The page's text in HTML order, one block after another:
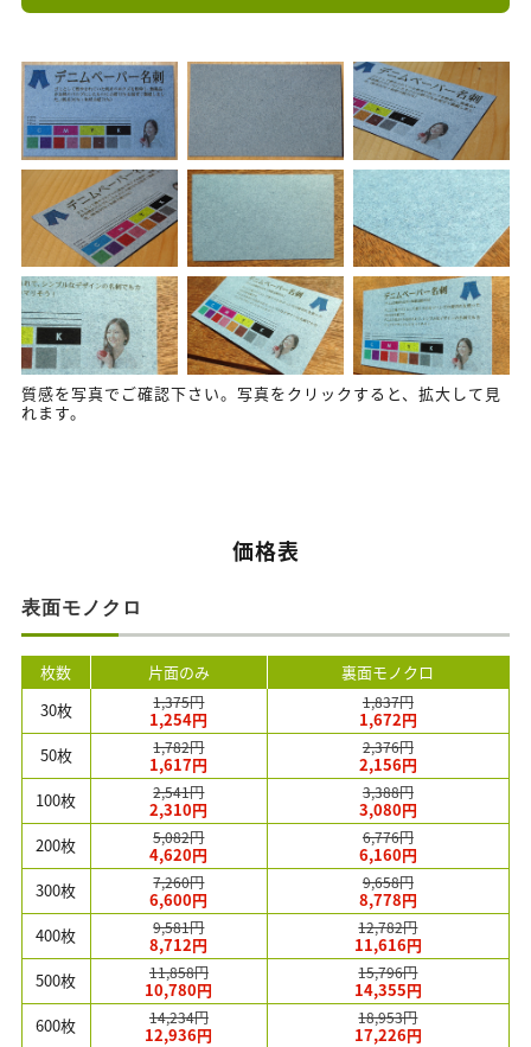
質感を写真でご確認下さい。写真をクリックすると、拡大して見
れます。
価格表
表面モノクロ
枚数 片面のみ
裏面モノクロ
30枚
1,375円
1,254円
1,837円
1,672円
50枚
1,782円
1,617円
2,376円
2,156円
100枚
2,541円
2,310円
3,388円
3,080円
200枚
5,082円
4,620円
6,776円
6,160円
300枚
7,260円
6,600円
9,658円
8,778円
400枚
9,581円
8,712円
12,782円
11,616円
500枚
11,858円
10,780円
15,796円
14,355円
600枚
14,234円
12,936円
18,953円
17,226円